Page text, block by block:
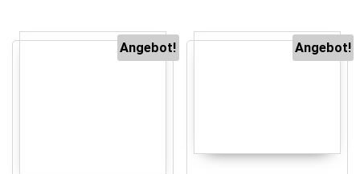
Angebot! Angebot!